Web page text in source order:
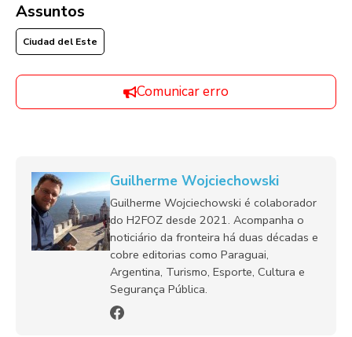
Assuntos
Ciudad del Este
Comunicar erro
Guilherme Wojciechowski
Guilherme Wojciechowski é colaborador
do H2FOZ desde 2021. Acompanha o
noticiário da fronteira há duas décadas e
cobre editorias como Paraguai,
Argentina, Turismo, Esporte, Cultura e
Segurança Pública.